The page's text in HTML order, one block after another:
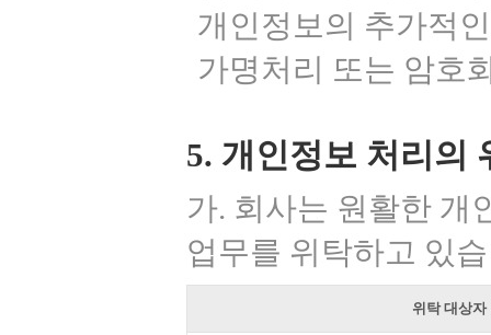
개인정보의 추가적
가명처리 또는 암호
5. 개인정보 처리의
가. 회사는 원활한 개
업무를 위탁하고 있
위탁 대상자